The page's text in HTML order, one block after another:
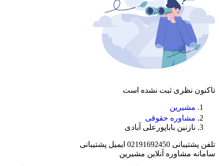
تاکنون نظری ثبت نشده است
مشیرین
مشاوره حقوقی
نازنین باباپورعلی آبادی
تلفن پشتیبانی 02191692450 ایمیل پشتیبانی
سامانه مشاوره آنلاین مشیرین